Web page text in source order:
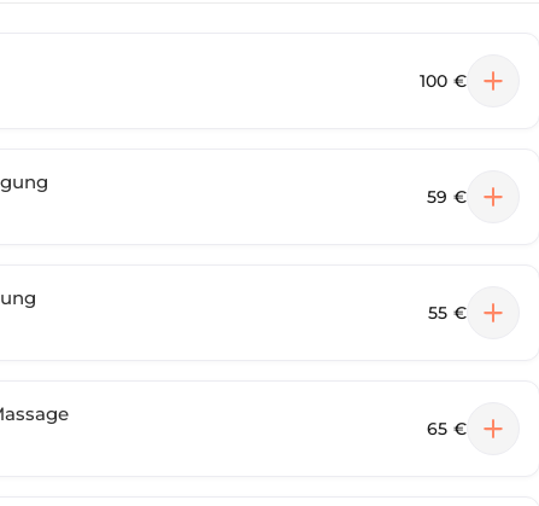
100 €
59 €
55 €
65 €